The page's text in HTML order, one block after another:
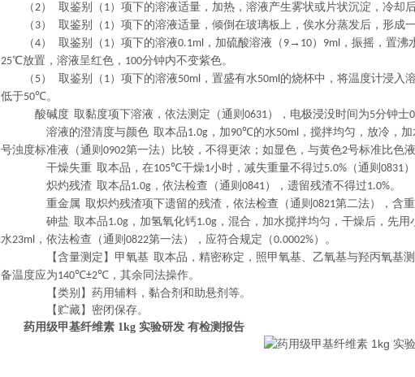
（2） 取鉴别（ 1）项下的溶液适量，加热，溶液产生雾状或片状沉淀，冷却
（ 3） 取鉴别（ 1）项下的溶液适量，倾倒在玻璃板上，俟水分蒸发后，形成
（4） 取鉴别（ 1）项下的溶液0.1ml ，加硫酸溶液（ 9→ 10） 9ml ，振摇，置沸
25℃放置，溶液呈红色， 100分钟内不变紫色。
（ 5） 取鉴别（ 1）项下的溶液50ml ，置盛有水50ml的烧杯中，将温度计浸入
低于50℃。
酸碱度 取黏度项下溶液，依法测定（通则 0631），电极浸没时间为5分钟士
溶液的澄清度与颜色 取本品1.0g ，加90℃的水50ml ，搅拌均匀，放冷，
号浊度标准液（通则 0902第一法）比较，不得更浓；如显色，与黄色2号标准比色
干燥失重 取本品，在105℃干燥1小时，减失重量不得过5.0% （通则 0831
炽灼残渣 取本品1.0g ，依法检查（通则 0841），遗留残渣不得过1.0%。
重金属 取炽灼残渣项下遗留的残渣，依法检查（通则 0821第二法），含
砷盐 取本品1.0g ，加氢氧化钙1.0g ，混合，加水搅拌均匀，干燥后，先
水23ml ，依法检查（通则 0822第一法），应符合规定（0.0002%）。
【含量测定】甲氧基 取本品，精密称定，照甲氧基、乙氧基与羟丙氧基
备温度应为140℃±2℃ ，其余同法操作。
【类别】药用辅料，黏合剂和助悬剂等。
【贮藏】密闭保存。
药用级甲基纤维素 1kg 实验研发 有检测报告